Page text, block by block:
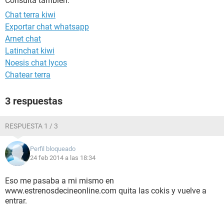
Chat terra kiwi
Exportar chat whatsapp
Arnet chat
Latinchat kiwi
Noesis chat lycos
Chatear terra
3 respuestas
RESPUESTA 1 / 3
Perfil bloqueado
24 feb 2014 a las 18:34
Eso me pasaba a mi mismo en
www.estrenosdecineonline.com quita las cokis y vuelve a
entrar.